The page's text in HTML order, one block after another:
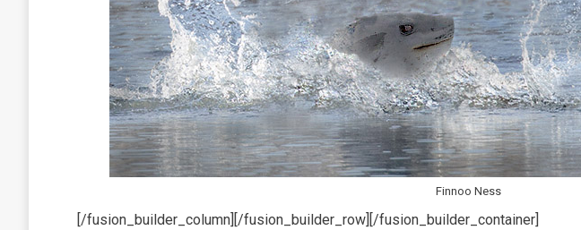
Finnoo Ness
[/fusion_builder_column][/fusion_builder_row][/fusion_builder_container]